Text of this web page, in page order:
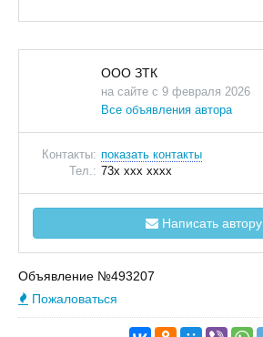
ООО ЗТК
на сайте с 9 февраля 2026
Все объявления автора
Контакты: показать контакты
Тел.: 73x xxx xxxx
Написать автору
Объявление №493207
Пожаловаться